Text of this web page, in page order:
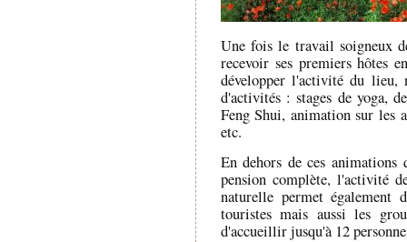
Une fois le travail soigneux
recevoir ses premiers hôtes
développer l'activité du lieu,
d'activités : stages de yoga,
Feng Shui, animation sur les
etc.
En dehors de ces
pension complète, l'activité
naturelle permet
touristes mais aussi les
d'accueillir jusqu'à 12